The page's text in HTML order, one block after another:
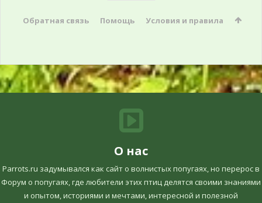
Обратная связь Помощь Условия и правила
О нас
Parrots.ru задумывался как сайт о волнистых попугаях, но перерос в
Форум о попугаях, где любители этих птиц делятся своими знаниями
и опытом, историями и мечтами, интересной и полезной